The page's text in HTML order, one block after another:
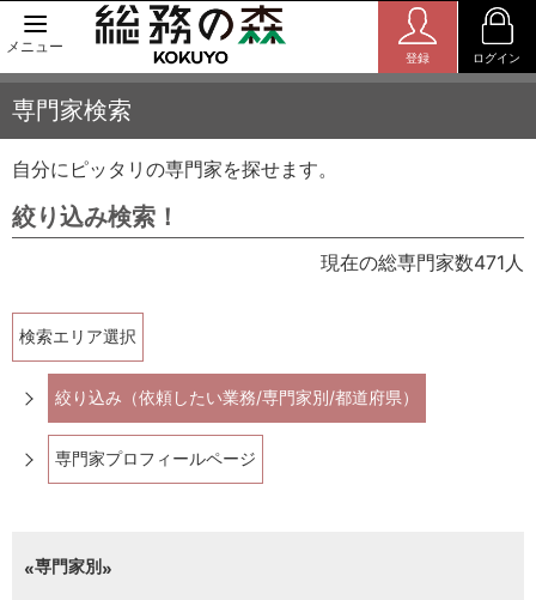
メニュー
登録 ログイン
専門家検索
自分にピッタリの専門家を探せます。
絞り込み検索！
現在の総専門家数471人
検索エリア選択
絞り込み（依頼したい業務/専門家別/都道府県）
専門家プロフィールページ
専門家別